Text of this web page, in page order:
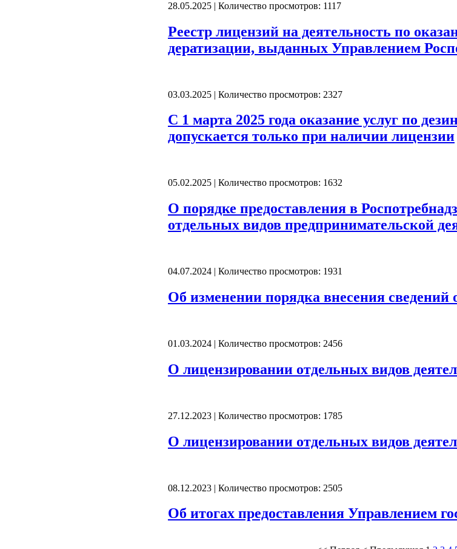
28.05.2025 | Количество просмотров: 1117
Реестр лицензий на деятельность по
дератизации, выданных Управлением
03.03.2025 | Количество просмотров: 2327
С 1 марта 2025 года оказание услуг по
допускается только при наличии лицензии
05.02.2025 | Количество просмотров: 1632
О порядке предоставления в
отдельных видов предпринимательской
04.07.2024 | Количество просмотров: 1931
Об изменении порядка внесения
01.03.2024 | Количество просмотров: 2456
О лицензировании отдельных видов
27.12.2023 | Количество просмотров: 1785
О лицензировании отдельных видов
08.12.2023 | Количество просмотров: 2505
Об итогах предоставления Управлением